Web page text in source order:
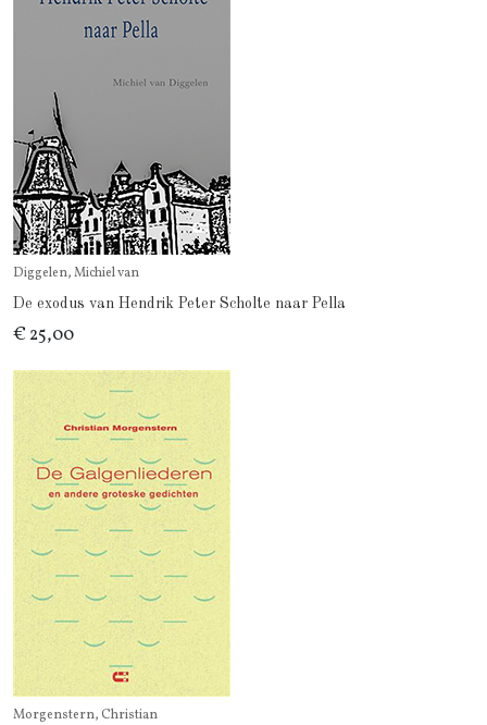
Diggelen, Michiel van
De exodus van Hendrik Peter Scholte naar Pella
€ 25,00
Morgenstern, Christian